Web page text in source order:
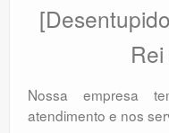
Nossa empresa
atendimento e nos